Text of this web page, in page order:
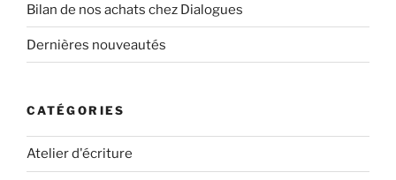
Bilan de nos achats chez Dialogues
Dernières nouveautés
CATÉGORIES
Atelier d'écriture